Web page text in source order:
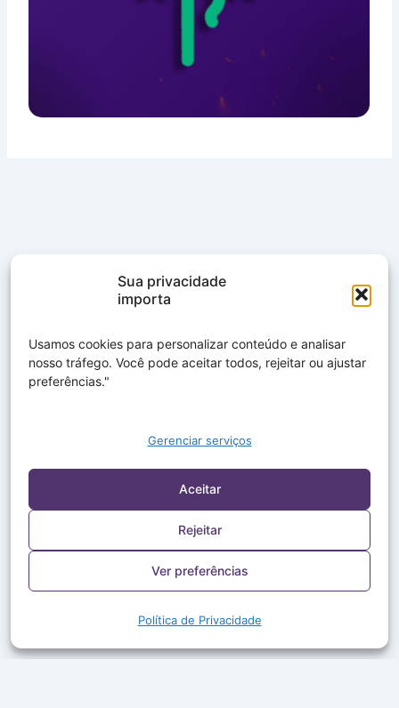
Sua privacidade
importa
Usamos cookies para personalizar conteúdo e analisar
nosso tráfego. Você pode aceitar todos, rejeitar ou ajustar
preferências."
Gerenciar serviços
Aceitar
Rejeitar
Ver preferências
Política de Privacidade